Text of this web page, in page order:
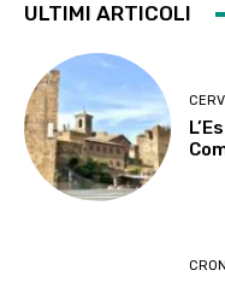
ULTIMI ARTICOLI